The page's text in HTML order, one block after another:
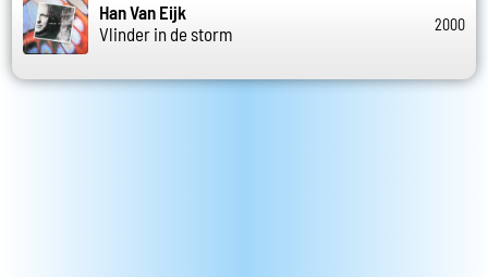
Han Van Eijk
Vlinder in de storm
2000